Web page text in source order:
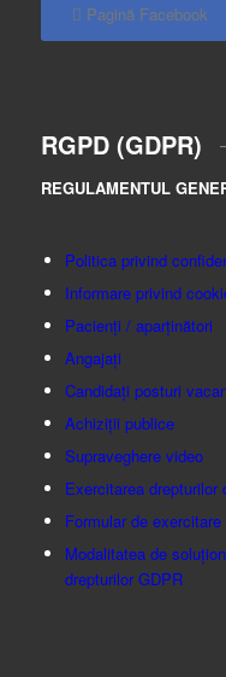
Pagină Facebook
RGPD (GDPR)
REGULAMENTUL
Politica privind
Informare privind
Pacienți / aparținători
Angajați
Candidați posturi
Achiziții publice
Supraveghere video
Exercitarea drepturilor
Formular de
Modalitatea de
drepturilor GDPR